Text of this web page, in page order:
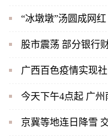
“冰墩墩”汤圆成网
股市震荡 部分银行
广西百色疫情实现
今天下午4点起 广
京冀等地连日降雪